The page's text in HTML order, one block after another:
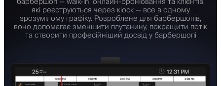
які реєструються через кіоск — все в одному
зрозумілому графіку. Розроблене для барбершопів,
воно допомагає зменшити плутанину, покращити потік
та створити професійніший досвід у барбершопі